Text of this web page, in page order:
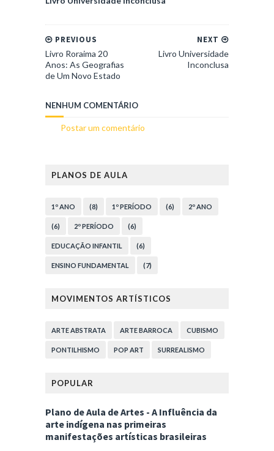
NEXT
Livro Universidade
Inconclusa
PREVIOUS
Livro Roraima 20
Anos: As Geografias
de Um Novo Estado
NENHUM COMENTÁRIO
Postar um comentário
PLANOS DE AULA
1º ANO (8) 1º PERÍODO (6) 2º ANO
(6) 2º PERÍODO (6)
EDUCAÇÃO INFANTIL (6)
ENSINO FUNDAMENTAL (7)
MOVIMENTOS ARTÍSTICOS
ARTE ABSTRATA ARTE BARROCA CUBISMO
PONTILHISMO POP ART SURREALISMO
POPULAR
Plano de Aula de Artes - A Influência da
arte indígena nas primeiras
manifestações artísticas brasileiras